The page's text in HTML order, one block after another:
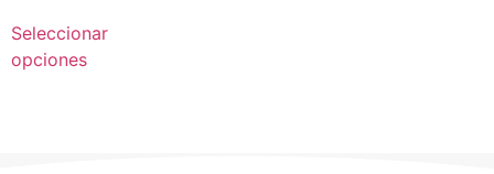
Seleccionar
opciones